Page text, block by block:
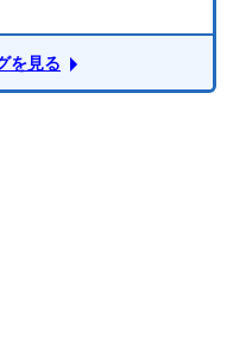
を見る